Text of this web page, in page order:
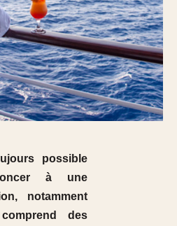
possible
à une
notamment
des